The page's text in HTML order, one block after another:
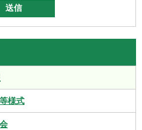
様式